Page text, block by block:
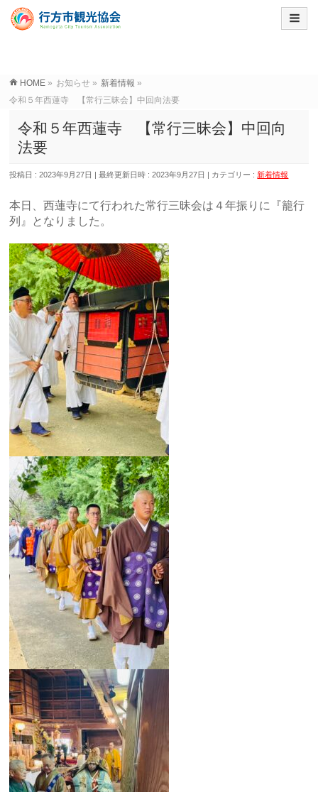
HOME » お知らせ » 新着情報 »
令和５年西蓮寺 【常行三昧会】中回向法要
令和５年西蓮寺 【常行三昧会】中回向
法要
投稿日 : 2023年9月27日 最終更新日時 : 2023年9月27日 カテゴリー : 新着情報
本日、西蓮寺にて行われた常行三昧会は４年振りに『籠行
列』となりました。